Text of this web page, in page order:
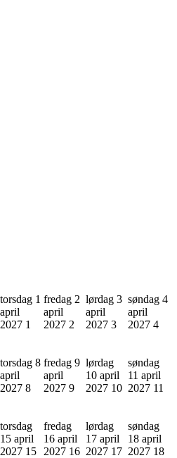
torsdag 1
april
2027 1
fredag 2
april
2027 2
lørdag 3
april
2027 3
søndag 4
april
2027 4
torsdag 8
april
2027 8
fredag 9
april
2027 9
lørdag
10 april
2027 10
søndag
11 april
2027 11
torsdag
15 april
2027 15
fredag
16 april
2027 16
lørdag
17 april
2027 17
søndag
18 april
2027 18